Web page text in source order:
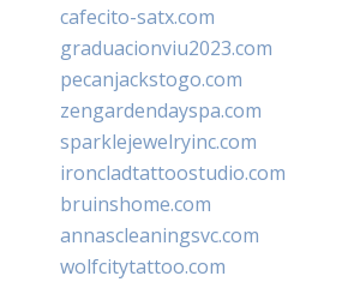
cafecito-satx.com
graduacionviu2023.com
pecanjackstogo.com
zengardendayspa.com
sparklejewelryinc.com
ironcladtattoostudio.com
bruinshome.com
annascleaningsvc.com
wolfcitytattoo.com